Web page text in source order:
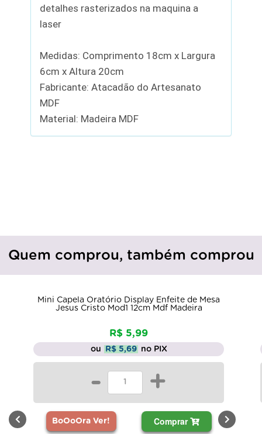
detalhes rasterizados na maquina a
laser
Medidas: Comprimento 18cm x Largura
6cm x Altura 20cm
Fabricante: Atacadão do Artesanato
MDF
Material: Madeira MDF
Quem comprou, também comprou
Mini Capela Oratório Display Enfeite de Mesa
Jesus Cristo Mod1 12cm Mdf Madeira
R$ 5,99
ou R$ 5,69 no PIX
- +
BoOoOra Ver! Comprar